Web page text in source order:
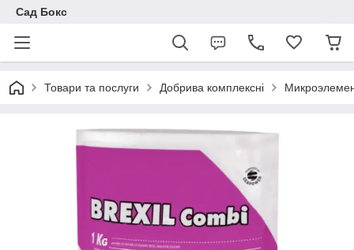
Сад Бокс
Товари та послуги Добрива комплексні